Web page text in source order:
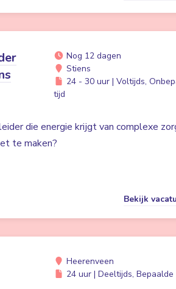
Nog 12 dagen
Stiens
24 - 30 uur | Voltijds,
tijd
die energie krijgt van complexe
te maken?
Bekijk
Heerenveen
24 uur | Deeltijds, Bepaalde